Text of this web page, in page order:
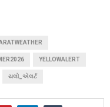
YELLOWALERT
યલો_એલર્ટ